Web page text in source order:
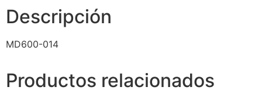
Descripción
MD600-014
Productos relacionados